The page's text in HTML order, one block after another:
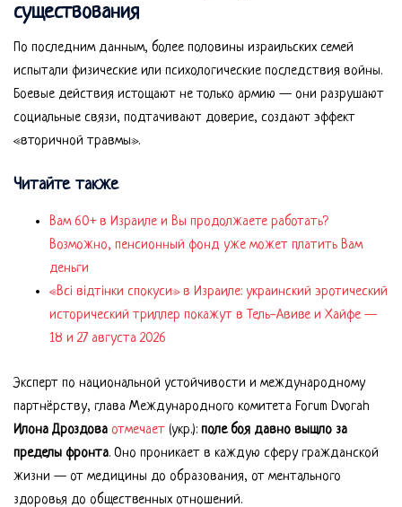
существования
По последним данным, более половины израильских семей
испытали физические или психологические последствия войны.
Боевые действия истощают не только армию — они разрушают
социальные связи, подтачивают доверие, создают эффект
«вторичной травмы».
Читайте также
Вам 60+ в Израиле и Вы продолжаете работать?
Возможно, пенсионный фонд уже может платить Вам
деньги
«Всі відтінки спокуси» в Израиле: украинский эротический
исторический триллер покажут в Тель-Авиве и Хайфе —
18 и 27 августа 2026
Эксперт по национальной устойчивости и международному
партнёрству, глава Международного комитета Forum Dvorah
Илона Дроздова отмечает (укр.): поле боя давно вышло за
пределы фронта. Оно проникает в каждую сферу гражданской
жизни — от медицины до образования, от ментального
здоровья до общественных отношений.